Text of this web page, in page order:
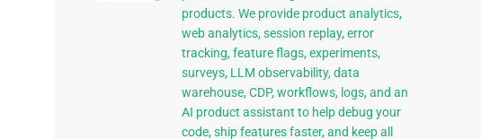
products. We provide product analytics,
web analytics, session replay, error
tracking, feature flags, experiments,
surveys, LLM observability, data
warehouse, CDP, workflows, logs, and an
AI product assistant to help debug your
code, ship features faster, and keep all